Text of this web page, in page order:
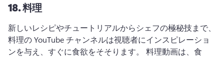
18.料理
新しいレシピやチュートリアルからシェフの極秘技まで、
料理の YouTube チャンネルは視聴者にインスピレーショ
ンを与え、すぐに食欲をそそります。 料理動画は、食